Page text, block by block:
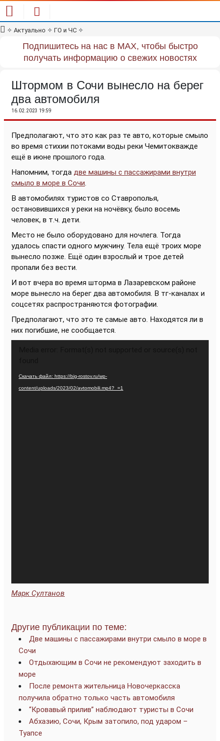
✧ Актуально ✧ ГО и ЧС ✧
Подпишитесь на нас в MAX, чтобы быстро
получать информацию о свежих новостях
Штормом в Сочи вынесло на берег
два автомобиля
16.02.2023 19:59
Предполагают, что это как раз те авто, которые смыло
во время стихии потоками воды реки Чемитокважде
ещё в июне прошлого года.
Напомним, тогда две машины с пассажирами внутри
смыло в море в Сочи.
В автомобилях туристов со Ставрополья,
остановившихся у реки на ночёвку, было восемь
человек, в т.ч. дети.
Место не было оборудовано для ночлега. Тогда
удалось спасти одного мужчину. Тела ещё троих море
вынесло позже. Ещё один взрослый и трое детей
пропали без вести.
И вот вчера во время шторма в Лазаревском районе
море вынесло на берег два автомобиля. В тг-каналах и
соцсетях распространяются фотографии.
Предполагают, что это те самые авто. Находятся ли в
них погибшие, не сообщается.
Скачать файл: https://big-rostov.ru/wp-
content/uploads/2023/02/avtomobili.mp4?_=1
Марк Султанов
Другие публикации по теме:
Две машины с пассажирами внутри смыло в море в
Сочи
Отдыхающим в Сочи не рекомендуют заходить в
море
После ремонта жительница Новочеркасска
получила обратно только часть автомобиля
“Кровавый прилив” наблюдают туристы в Сочи
Абхазию, Сочи, Крым затопило, под ударом –
Туапсе